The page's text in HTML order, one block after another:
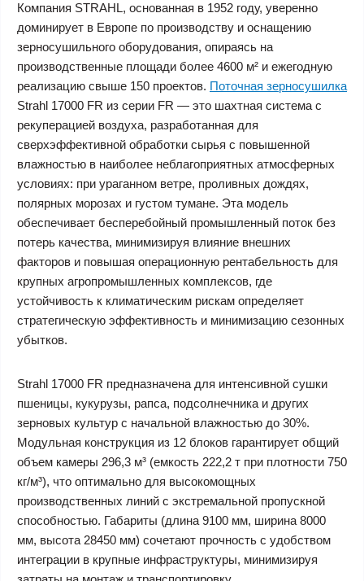
Компания STRAHL, основанная в 1952 году, уверенно
доминирует в Европе по производству и оснащению
зерносушильного оборудования, опираясь на
производственные площади более 4600 м² и ежегодную
реализацию свыше 150 проектов. Поточная зерносушилка
Strahl 17000 FR из серии FR — это шахтная система с
рекуперацией воздуха, разработанная для
сверхэффективной обработки сырья с повышенной
влажностью в наиболее неблагоприятных атмосферных
условиях: при ураганном ветре, проливных дождях,
полярных морозах и густом тумане. Эта модель
обеспечивает бесперебойный промышленный поток без
потерь качества, минимизируя влияние внешних
факторов и повышая операционную рентабельность для
крупных агропромышленных комплексов, где
устойчивость к климатическим рискам определяет
стратегическую эффективность и минимизацию сезонных
убытков.
Strahl 17000 FR предназначена для интенсивной сушки
пшеницы, кукурузы, рапса, подсолнечника и других
зерновых культур с начальной влажностью до 30%.
Модульная конструкция из 12 блоков гарантирует общий
объем камеры 296,3 м³ (емкость 222,2 т при плотности 750
кг/м³), что оптимально для высокомощных
производственных линий с экстремальной пропускной
способностью. Габариты (длина 9100 мм, ширина 8000
мм, высота 28450 мм) сочетают прочность с удобством
интеграции в крупные инфраструктуры, минимизируя